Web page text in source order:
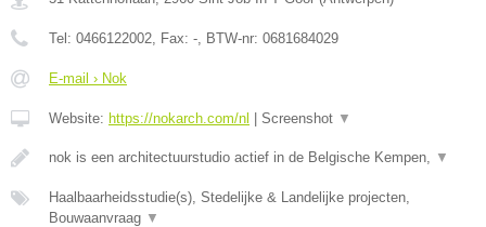
Tel: 0466122002, Fax: -, BTW-nr: 0681684029
E-mail › Nok
Website: https://nokarch.com/nl Screenshot ▼
nok is een architectuurstudio actief in de Belgische Kempen, ▼
Haalbaarheidsstudie(s), Stedelijke & Landelijke projecten,
Bouwaanvraag ▼